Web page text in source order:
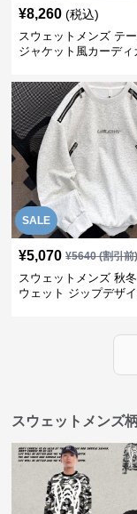
¥8,260 (税込)
スウェットメンズ テ
ジャケット風カーディ
SALE
¥5,070 ¥5640(割引前
スウェットメンズ 秋
ウェット ジップデザ
スウェットメンズ